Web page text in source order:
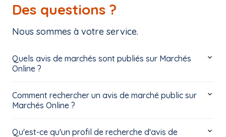
Des questions ?
Nous sommes à votre service.
Quels avis de marchés sont publiés sur Marchés
Online ?
Comment rechercher un avis de marché public sur
Marchés Online ?
Qu'est-ce qu'un profil de recherche d'avis de